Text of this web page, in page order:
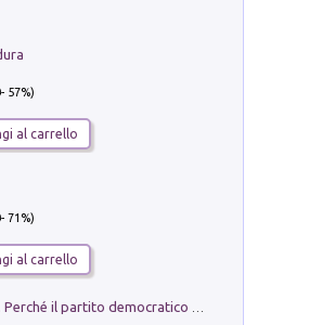
- 57%)
al carrello
- 71%)
al carrello